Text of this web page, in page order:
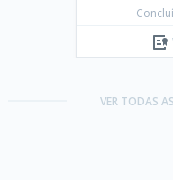
VER TODAS